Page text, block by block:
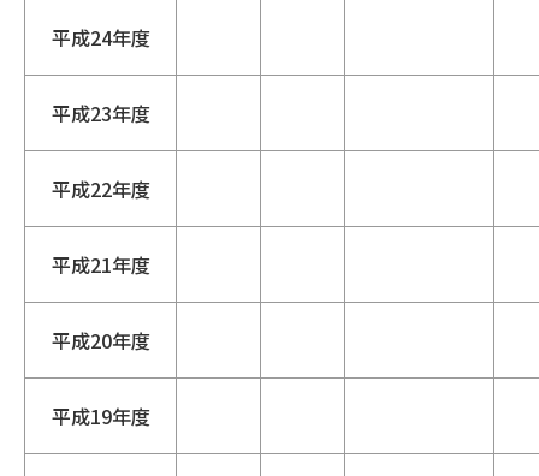
平成24年度
平成23年度
平成22年度
平成21年度
平成20年度
平成19年度